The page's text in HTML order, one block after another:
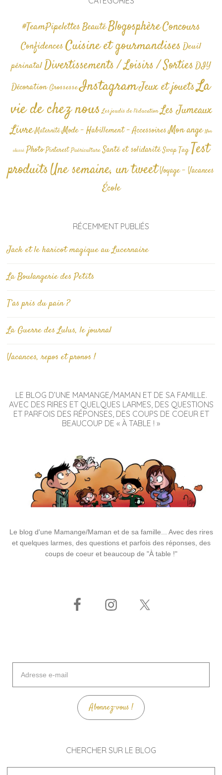
#TeamPipelettesBeautéBlogosphèreConcours
Confidences Cuisine et gourmandises Deuil
périnatalDivertissements / Loisirs / SortiesDIY
Décoration GrossesseInstagramJeux et jouetsLa
vie de chez nous Les jeudis de l'éducation Les Jumeaux
Livre Maternité Mode - Habillement - AccessoiresMon ange Non
classé Photo Pinterest Puériculture Santé et solidarité Swap TagTest
produitsUne semaine, un tweetVoyage - Vacances
École
RÉCEMMENT PUBLIÉS
Jack et le haricot magique au Lucernaire
La Boulangerie des Petits
T’as pris du pain ?
La Guerre des Lulus, le journal
Vacances, repos et pronos !
LE BLOG D’UNE MAMANGE/MAMAN ET DE SA FAMILLE.
AVEC DES RIRES ET QUELQUES LARMES, DES QUESTIONS
ET PARFOIS DES RÉPONSES, DES COUPS DE COEUR ET
BEAUCOUP DE « À TABLE ! »
Le blog d'une Mamange/Maman et de sa famille... Avec des rires
et quelques larmes, des questions et parfois des réponses, des
coups de coeur et beaucoup de "À table !"
mail
Abonnez-vous !
CHERCHER SUR LE BLOG